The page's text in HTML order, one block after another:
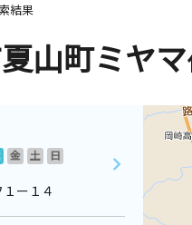
結果
山町ミヤマ
金 土
日
ー１４